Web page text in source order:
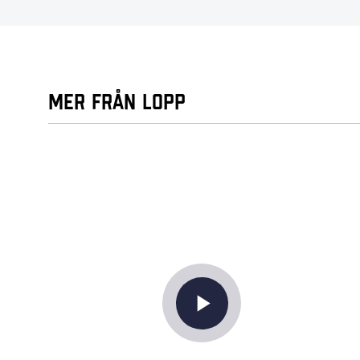
Mer från Lopp
play_arrow